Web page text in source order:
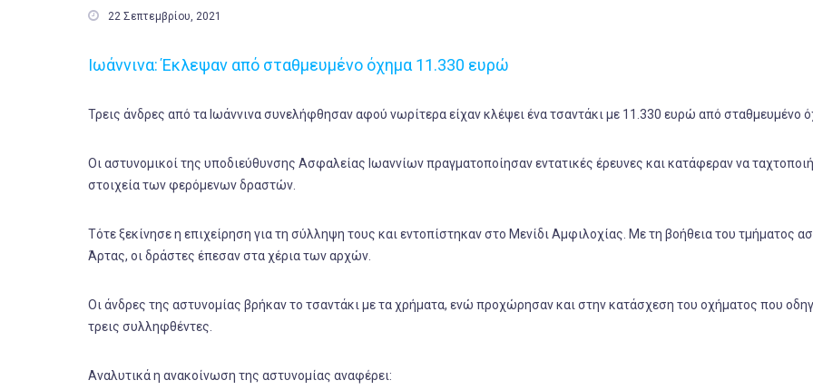
 22 Σεπτεμβρίου, 2021
Ιωάννινα: Έκλεψαν από σταθμευμένο όχημα 11.330 ευρώ
Τρεις άνδρες από τα Ιωάννινα συνελήφθησαν αφού νωρίτερα είχαν κλέψει ένα τσαντάκι με 11.330 ευρώ από σταθμευμένο
Οι αστυνομικοί της υποδιεύθυνσης Ασφαλείας Ιωαννίων πραγματοποίησαν εντατικές έρευνες και κατάφεραν να
στοιχεία των φερόμενων δραστών.
Τότε ξεκίνησε η επιχείρηση για τη σύλληψη τους και εντοπίστηκαν στο Μενίδι Αμφιλοχίας. Με τη βοήθεια του τμήματος
Άρτας, οι δράστες έπεσαν στα χέρια των αρχών.
Οι άνδρες της αστυνομίας βρήκαν το τσαντάκι με τα χρήματα, ενώ προχώρησαν και στην κατάσχεση του οχήματος που
τρεις συλληφθέντες.
Αναλυτικά η ανακοίνωση της αστυνομίας αναφέρει: